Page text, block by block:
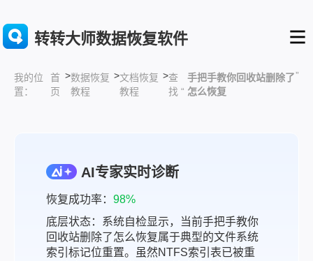
转转大师数据恢复软件
我的位
置：
首
页
>数据恢复
教程
>文档恢复
教程
>查
找 “
手把手教你回收站删除了
怎么恢复
”
AI专家实时诊断
恢复成功率： 98%
底层状态：系统自检显示，当前手把手教你
回收站删除了怎么恢复属于典型的文件系统
索引标记位重置。虽然NTFS索引表已被重